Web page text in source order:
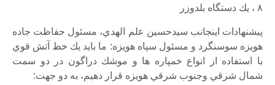
۸ ، يك دستگاه بلدوزر
پيشنهادات اينجانب سيدحسين علم الهدي، مسئول حفاظت جاده
هويزه سوسنگرد و مسئول سپاه هويزه: ما بايد يك خط آتش قوي
با استفاده از انواع خمپاره ها و موشك دراگون در دو سمت
شمال شرقي وجنوب شرقي هويزه قرار دهيم، به دو جهت: